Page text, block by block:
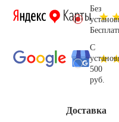
Без
С
500
руб.
Доставка